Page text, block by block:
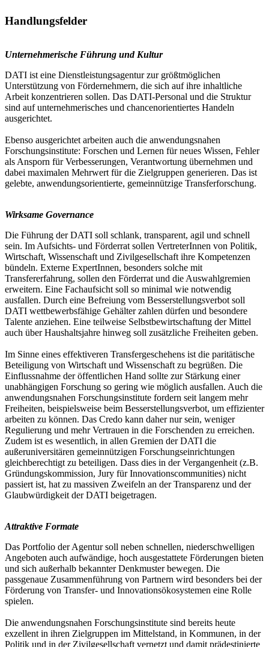
Handlungsfelder
Unternehmerische Führung und Kultur
DATI ist eine Dienstleistungsagentur zur größtmöglichen
Unterstützung von Fördernehmern, die sich auf ihre inhaltliche
Arbeit konzentrieren sollen. Das DATI-Personal und die Struktur
sind auf unternehmerisches und chancenorientiertes Handeln
ausgerichtet.
Ebenso ausgerichtet arbeiten auch die anwendungsnahen
Forschungsinstitute: Forschen und Lernen für neues Wissen, Fehler
als Ansporn für Verbesserungen, Verantwortung übernehmen und
dabei maximalen Mehrwert für die Zielgruppen generieren. Das ist
gelebte, anwendungsorientierte, gemeinnützige Transferforschung.
Wirksame Governance
Die Führung der DATI soll schlank, transparent, agil und schnell
sein. Im Aufsichts- und Förderrat sollen VertreterInnen von Politik,
Wirtschaft, Wissenschaft und Zivilgesellschaft ihre Kompetenzen
bündeln. Externe ExpertInnen, besonders solche mit
Transfererfahrung, sollen den Förderrat und die Auswahlgremien
erweitern. Eine Fachaufsicht soll so minimal wie notwendig
ausfallen. Durch eine Befreiung vom Besserstellungsverbot soll
DATI wettbewerbsfähige Gehälter zahlen dürfen und besondere
Talente anziehen. Eine teilweise Selbstbewirtschaftung der Mittel
auch über Haushaltsjahre hinweg soll zusätzliche Freiheiten geben.
Im Sinne eines effektiveren Transfergeschehens ist die paritätische
Beteiligung von Wirtschaft und Wissenschaft zu begrüßen. Die
Einflussnahme der öffentlichen Hand sollte zur Stärkung einer
unabhängigen Forschung so gering wie möglich ausfallen. Auch die
anwendungsnahen Forschungsinstitute fordern seit langem mehr
Freiheiten, beispielsweise beim Besserstellungsverbot, um effizienter
arbeiten zu können. Das Credo kann daher nur sein, weniger
Regulierung und mehr Vertrauen in die Forschenden zu erreichen.
Zudem ist es wesentlich, in allen Gremien der DATI die
außeruniversitären gemeinnützigen Forschungseinrichtungen
gleichberechtigt zu beteiligen. Dass dies in der Vergangenheit (z.B.
Gründungskommission, Jury für Innovationscommunities) nicht
passiert ist, hat zu massiven Zweifeln an der Transparenz und der
Glaubwürdigkeit der DATI beigetragen.
Attraktive Formate
Das Portfolio der Agentur soll neben schnellen, niederschwelligen
Angeboten auch aufwändige, hoch ausgestattete Förderungen bieten
und sich außerhalb bekannter Denkmuster bewegen. Die
passgenaue Zusammenführung von Partnern wird besonders bei der
Förderung von Transfer- und Innovationsökosystemen eine Rolle
spielen.
Die anwendungsnahen Forschungsinstitute sind bereits heute
exzellent in ihren Zielgruppen im Mittelstand, in Kommunen, in der
Politik und in der Zivilgesellschaft vernetzt und damit prädestinierte